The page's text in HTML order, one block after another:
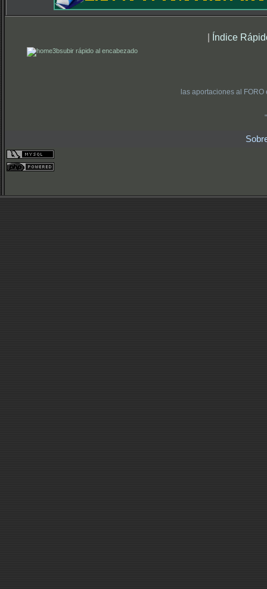
| Índice
subir rápido al encabezado
las aportaciones al